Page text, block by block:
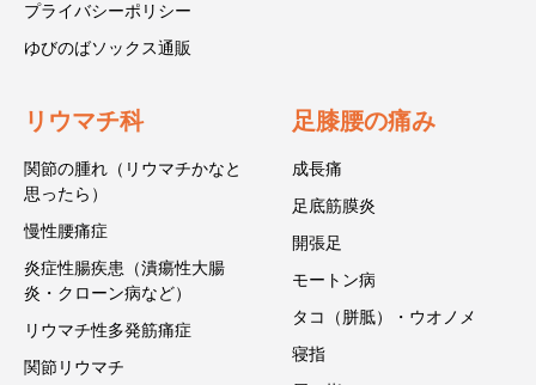
プライバシーポリシー
ゆびのばソックス通販
リウマチ科
関節の腫れ（リウマチかなと
思ったら）
慢性腰痛症
炎症性腸疾患（潰瘍性大腸
炎・クローン病など）
リウマチ性多発筋痛症
関節リウマチ
足膝腰の痛み
成長痛
足底筋膜炎
開張足
モートン病
タコ（胼胝）・ウオノメ
寝指